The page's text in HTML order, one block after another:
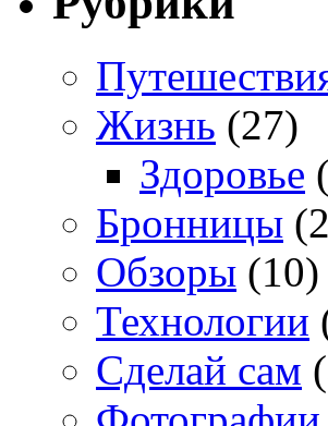
Жизнь (27)
Здоровье
Бронницы
Обзоры (10)
Технологии
Сделай сам